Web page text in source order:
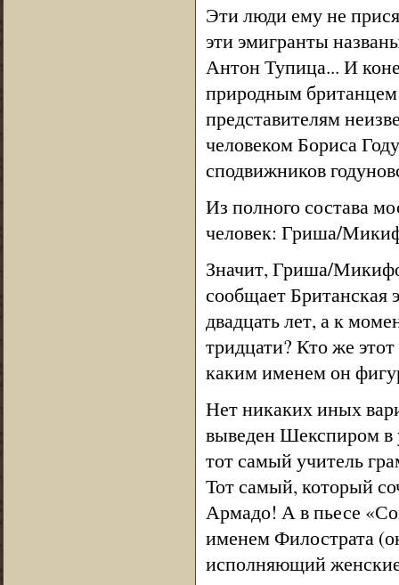
Эти люди ему не
эти эмигранты
Антон Тупица... И
природным
представителям
человеком Бориса
сподвижников
Из полного состава
человек: Гриша/
Значит, Гриша/
сообщает Британская
двадцать лет, а к
тридцати? Кто же
каким именем он
Нет никаких иных
выведен Шекспиром
тот самый учитель
Тот самый, который
Армадо! А в пьесе
именем Филострата
исполняющий